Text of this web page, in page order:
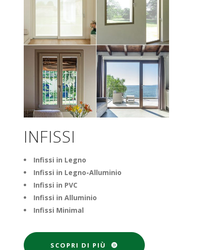
INFISSI
Infissi in Legno
Infissi in Legno-Alluminio
Infissi in PVC
Infissi in Alluminio
Infissi Minimal
SCOPRI DI PIÙ